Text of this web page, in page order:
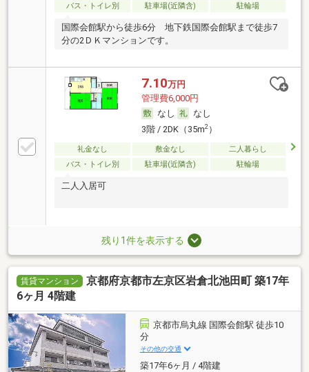
バス・トイレ別
駐車場(近隣含) 駐輪場
国際会館駅から徒歩6分 地下鉄国際会館駅まで徒歩7
分の2ＤＫマンションです。
7.10万円
管理費6,000円
なし
なし
3階 / 2DK（35m2）
礼金なし 敷金なし
二人暮らし
バス・トイレ別
駐車場(近隣含) 駐輪場
二人入居可
残り1件を表示する
賃貸マンション
京都府京都市左京区岩倉北池田町 築17年
6ヶ月 4階建
京都市烏丸線 国際会館駅 徒歩10
分
その他の交通
築17年6ヶ月 / 4階建